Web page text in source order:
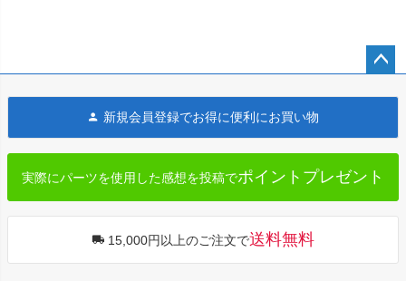
へ
新規会員登録でお得に便利にお買い物
実際にパーツを使用した感想を投稿でポイントプレゼント
15,000円以上のご注文で送料無料